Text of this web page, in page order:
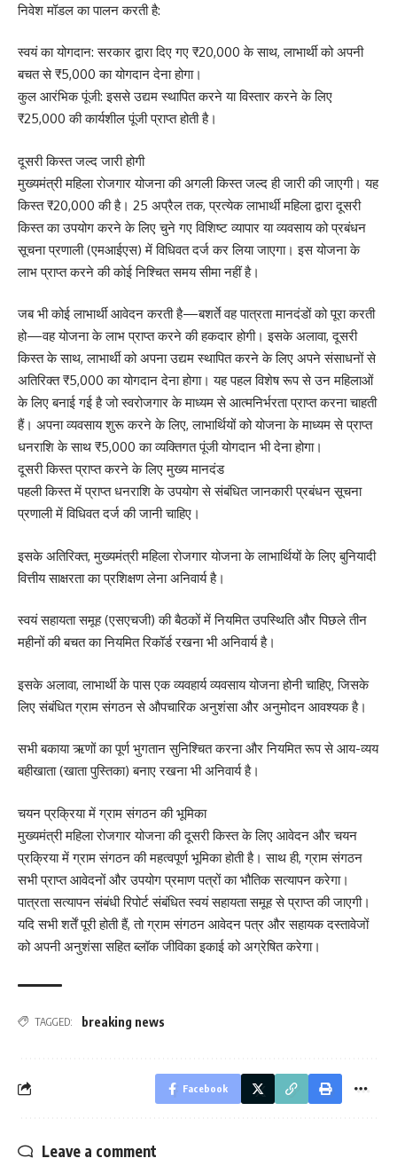
निवेश मॉडल का पालन करती है:
स्वयं का योगदान: सरकार द्वारा दिए गए ₹20,000 के साथ, लाभार्थी को अपनी
बचत से ₹5,000 का योगदान देना होगा।
कुल आरंभिक पूंजी: इससे उद्यम स्थापित करने या विस्तार करने के लिए
₹25,000 की कार्यशील पूंजी प्राप्त होती है।
दूसरी किस्त जल्द जारी होगी
मुख्यमंत्री महिला रोजगार योजना की अगली किस्त जल्द ही जारी की जाएगी। यह
किस्त ₹20,000 की है। 25 अप्रैल तक, प्रत्येक लाभार्थी महिला द्वारा दूसरी
किस्त का उपयोग करने के लिए चुने गए विशिष्ट व्यापार या व्यवसाय को प्रबंधन
सूचना प्रणाली (एमआईएस) में विधिवत दर्ज कर लिया जाएगा। इस योजना के
लाभ प्राप्त करने की कोई निश्चित समय सीमा नहीं है।
जब भी कोई लाभार्थी आवेदन करती है—बशर्ते वह पात्रता मानदंडों को पूरा करती
हो—वह योजना के लाभ प्राप्त करने की हकदार होगी। इसके अलावा, दूसरी
किस्त के साथ, लाभार्थी को अपना उद्यम स्थापित करने के लिए अपने संसाधनों से
अतिरिक्त ₹5,000 का योगदान देना होगा। यह पहल विशेष रूप से उन महिलाओं
के लिए बनाई गई है जो स्वरोजगार के माध्यम से आत्मनिर्भरता प्राप्त करना चाहती
हैं। अपना व्यवसाय शुरू करने के लिए, लाभार्थियों को योजना के माध्यम से प्राप्त
धनराशि के साथ ₹5,000 का व्यक्तिगत पूंजी योगदान भी देना होगा।
दूसरी किस्त प्राप्त करने के लिए मुख्य मानदंड
पहली किस्त में प्राप्त धनराशि के उपयोग से संबंधित जानकारी प्रबंधन सूचना
प्रणाली में विधिवत दर्ज की जानी चाहिए।
इसके अतिरिक्त, मुख्यमंत्री महिला रोजगार योजना के लाभार्थियों के लिए बुनियादी
वित्तीय साक्षरता का प्रशिक्षण लेना अनिवार्य है।
स्वयं सहायता समूह (एसएचजी) की बैठकों में नियमित उपस्थिति और पिछले तीन
महीनों की बचत का नियमित रिकॉर्ड रखना भी अनिवार्य है।
इसके अलावा, लाभार्थी के पास एक व्यवहार्य व्यवसाय योजना होनी चाहिए, जिसके
लिए संबंधित ग्राम संगठन से औपचारिक अनुशंसा और अनुमोदन आवश्यक है।
सभी बकाया ऋणों का पूर्ण भुगतान सुनिश्चित करना और नियमित रूप से आय-व्यय
बहीखाता (खाता पुस्तिका) बनाए रखना भी अनिवार्य है।
चयन प्रक्रिया में ग्राम संगठन की भूमिका
मुख्यमंत्री महिला रोजगार योजना की दूसरी किस्त के लिए आवेदन और चयन
प्रक्रिया में ग्राम संगठन की महत्वपूर्ण भूमिका होती है। साथ ही, ग्राम संगठन
सभी प्राप्त आवेदनों और उपयोग प्रमाण पत्रों का भौतिक सत्यापन करेगा।
पात्रता सत्यापन संबंधी रिपोर्ट संबंधित स्वयं सहायता समूह से प्राप्त की जाएगी।
यदि सभी शर्तें पूरी होती हैं, तो ग्राम संगठन आवेदन पत्र और सहायक दस्तावेजों
को अपनी अनुशंसा सहित ब्लॉक जीविका इकाई को अग्रेषित करेगा।
TAGGED: breaking news
Facebook
Leave a comment